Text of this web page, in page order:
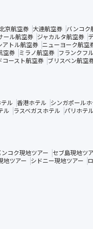
京航空券 大連航空券 バンコク
ール航空券 ジャカルタ航空券
アトル航空券 ニューヨーク航空
空券 ミラノ航空券 フランクフ
コースト航空券 ブリスベン航空
ル 香港ホテル シンガポールホ
ル ラスベガスホテル パリホテル
ンコク現地ツアー セブ島現地ツ
地ツアー シドニー現地ツアー